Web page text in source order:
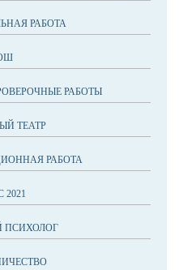
РАБОТА
РАБОТЫ
ТЕАТР
РАБОТА
2021
ПСИХОЛОГ